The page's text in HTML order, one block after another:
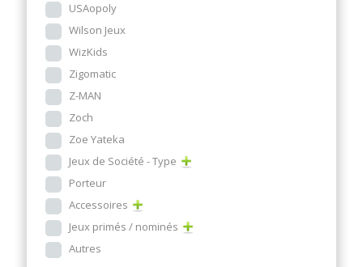
USAopoly
Wilson Jeux
WizKids
Zigomatic
Z-MAN
Zoch
Zoe Yateka
Jeux de Société - Type
Porteur
Accessoires
Jeux primés / nominés
Autres